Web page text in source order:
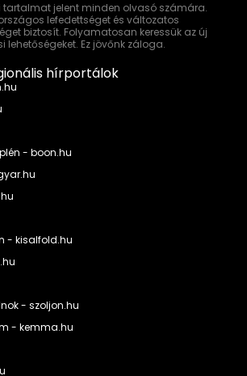
tartalmat jelent minden olvasó számára.
lefedettséget és változatos
biztosít. Folyamatosan keressük az új
lehetőségeket. Ez jövőnk záloga.
hírportálok
- boon.hu
- kisalfold.hu
- szoljon.hu
- kemma.hu